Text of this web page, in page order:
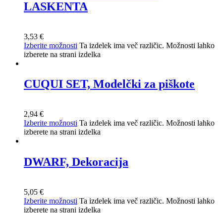
LASKENTA
3,53 €
Izberite možnosti Ta izdelek ima več različic. Možnosti lahko
izberete na strani izdelka
CUQUI SET, Modelčki za piškote
2,94 €
Izberite možnosti Ta izdelek ima več različic. Možnosti lahko
izberete na strani izdelka
DWARF, Dekoracija
5,05 €
Izberite možnosti Ta izdelek ima več različic. Možnosti lahko
izberete na strani izdelka